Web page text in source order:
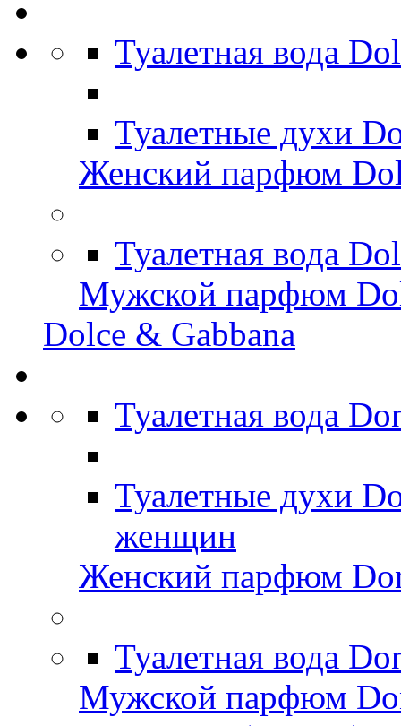
Туалетная вода
Туалетные духи
Женский парфюм
Туалетная вода
Мужской парфюм
Dolce & Gabbana
Туалетная вода
Туалетные духи
женщин
Женский парфюм
Туалетная вода
Мужской парфюм